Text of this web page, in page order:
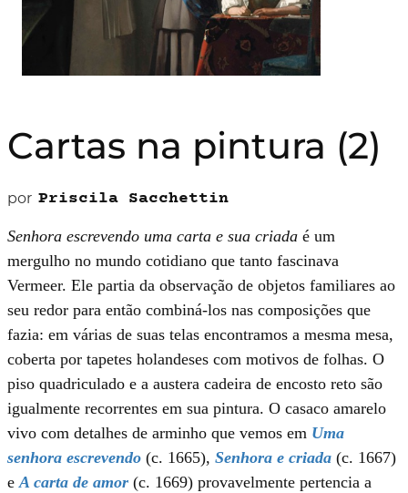
Cartas na pintura (2)
por Priscila Sacchettin
Senhora escrevendo uma carta e sua criada é um
mergulho no mundo cotidiano que tanto fascinava
Vermeer. Ele partia da observação de objetos familiares ao
seu redor para então combiná-los nas composições que
fazia: em várias de suas telas encontramos a mesma mesa,
coberta por tapetes holandeses com motivos de folhas. O
piso quadriculado e a austera cadeira de encosto reto são
igualmente recorrentes em sua pintura. O casaco amarelo
vivo com detalhes de arminho que vemos em Uma
senhora escrevendo (c. 1665), Senhora e criada (c. 1667)
eA carta de amor (c. 1669) provavelmente pertencia a